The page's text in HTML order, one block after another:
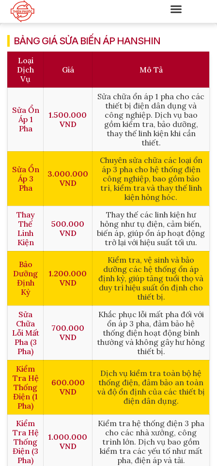
BẢNG GIÁ SỬA BIẾN ÁP HANSHIN
Loại
Dịch
Vụ
Giá Mô Tả
Sửa Ổn
Áp 1
Pha
1.500.000
VND
Sửa chữa ổn áp 1 pha cho các
thiết bị điện dân dụng và
công nghiệp. Dịch vụ bao
gồm kiểm tra, bảo dưỡng,
thay thế linh kiện khi cần
thiết.
Sửa Ổn
Áp 3
Pha
3.000.000
VND
Chuyên sửa chữa các loại ổn
áp 3 pha cho hệ thống điện
công nghiệp, bao gồm bảo
trì, kiểm tra và thay thế linh
kiện hỏng hóc.
Thay
Thế
Linh
Kiện
500.000
VND
Thay thế các linh kiện hư
hỏng như tụ điện, cảm biến,
biến áp, giúp ổn áp hoạt động
trở lại với hiệu suất tối ưu.
Bảo
Dưỡng
Định
Kỳ
1.200.000
VND
Kiểm tra, vệ sinh và bảo
dưỡng các hệ thống ổn áp
định kỳ, giúp tăng tuổi thọ và
duy trì hiệu suất ổn định cho
thiết bị.
Sửa
Chữa
Lỗi Mất
Pha (3
Pha)
700.000
VND
Khắc phục lỗi mất pha đối với
ổn áp 3 pha, đảm bảo hệ
thống điện hoạt động bình
thường và không gây hư hỏng
thiết bị.
Kiểm
Tra Hệ
Thống
Điện (1
Pha)
600.000
VND
Dịch vụ kiểm tra toàn bộ hệ
thống điện, đảm bảo an toàn
và độ ổn định của các thiết bị
điện dân dụng.
Kiểm
Tra Hệ
Thống
Điện (3
Pha)
1.000.000
VND
Kiểm tra hệ thống điện 3 pha
cho các nhà xưởng, công
trình lớn. Dịch vụ bao gồm
kiểm tra các yếu tố như mất
pha, điện áp và tải.